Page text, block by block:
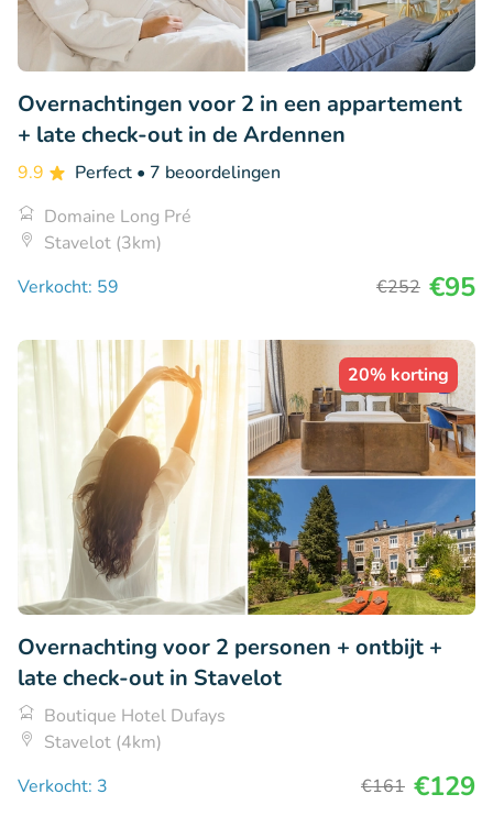
Overnachtingen voor 2 in een appartement
+ late check-out in de Ardennen
9.9 Perfect • 7 beoordelingen
Domaine Long Pré
Stavelot (3km)
Verkocht: 59
€252 €95
20% korting
Overnachting voor 2 personen + ontbijt +
late check-out in Stavelot
Boutique Hotel Dufays
Stavelot (4km)
Verkocht: 3
€161 €129